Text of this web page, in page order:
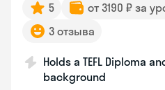
5 от 3190 ₽ за
3 отзыва
Holds a TEFL Diploma
background